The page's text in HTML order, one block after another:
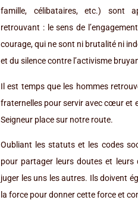
famille, célibataires, etc.) sont
retrouvant : le sens de
courage, qui ne sont ni brutalité ni
et du silence contre l’activisme
Il est temps que les hommes
fraternelles pour servir avec cœur et
Seigneur place sur notre route.
Oubliant les statuts et les codes
pour partager leurs doutes et leurs
juger les uns les autres. Ils doivent
la force pour donner cette force et